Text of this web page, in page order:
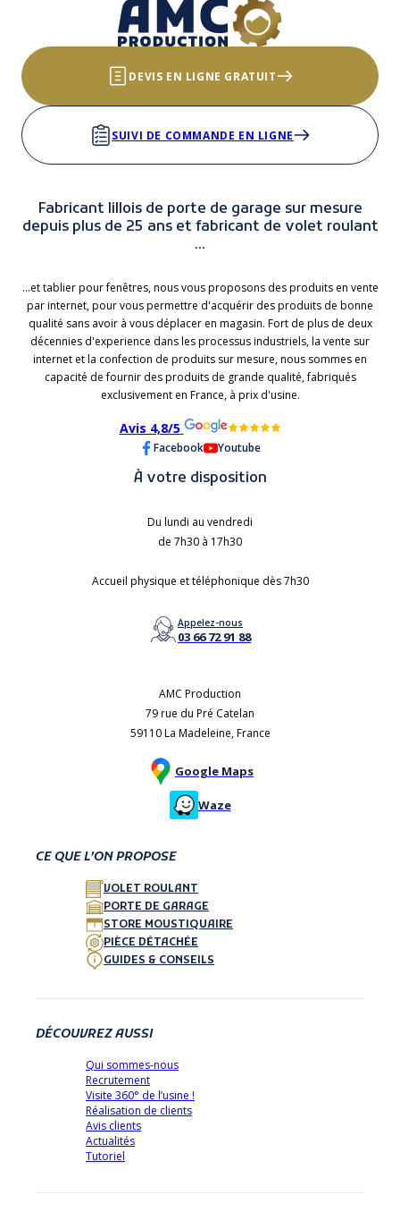
DEVIS EN LIGNE GRATUIT
SUIVI DE COMMANDE EN LIGNE
Fabricant lillois de porte de garage sur mesure
depuis plus de 25 ans et fabricant de volet roulant
...
...et tablier pour fenêtres, nous vous proposons des produits en vente
par internet, pour vous permettre d'acquérir des produits de bonne
qualité sans avoir à vous déplacer en magasin. Fort de plus de deux
décennies d'experience dans les processus industriels, la vente sur
internet et la confection de produits sur mesure, nous sommes en
capacité de fournir des produits de grande qualité, fabriqués
exclusivement en France, à prix d'usine.
Avis 4,8/5
Facebook Youtube
À votre disposition
Du lundi au vendredi
de 7h30 à 17h30
Accueil physique et téléphonique dès 7h30
Appelez-nous
03 66 72 91 88
AMC Production
79 rue du Pré Catelan
59110 La Madeleine, France
Google Maps
Waze
CE QUE L’ON PROPOSE
VOLET ROULANT
PORTE DE GARAGE
STORE MOUSTIQUAIRE
PIÈCE DÉTACHÉE
GUIDES & CONSEILS
DÉCOUVREZ AUSSI
Qui sommes-nous
Recrutement
Visite 360° de l’usine !
Réalisation de clients
Avis clients
Actualités
Tutoriel